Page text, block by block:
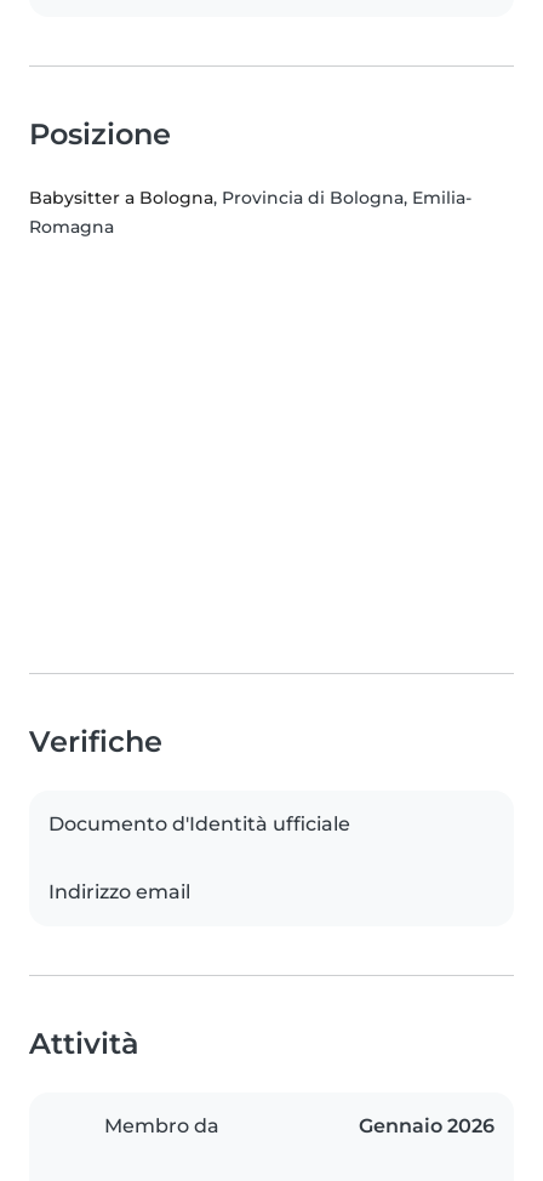
Posizione
Babysitter a Bologna, Provincia di Bologna, Emilia-
Romagna
Verifiche
Documento d'Identità ufficiale
Indirizzo email
Attività
Membro da Gennaio 2026